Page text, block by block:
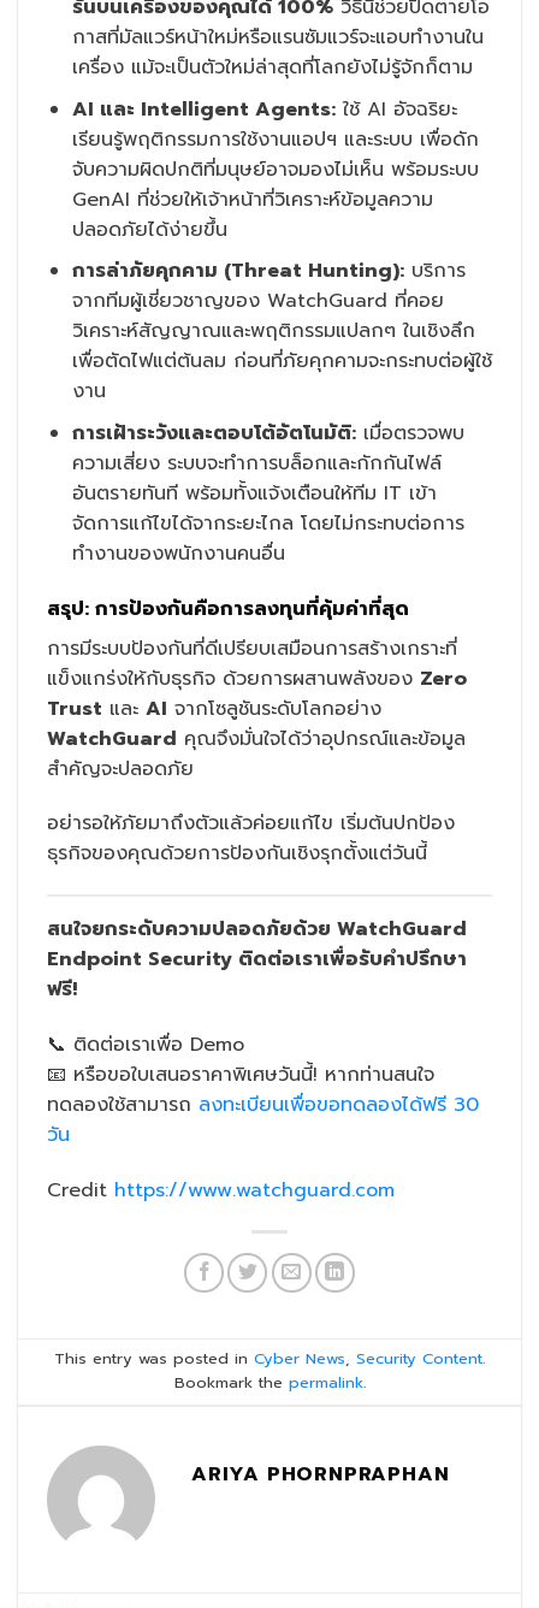
รันบนเครื่องของคุณได้ 100%วิธีนี้ช่วยปิดตายโอ
กาสที่มัลแวร์หน้าใหม่หรือแรนซัมแวร์จะแอบทำงานใน
เครื่อง แม้จะเป็นตัวใหม่ล่าสุดที่โลกยังไม่รู้จักก็ตาม
AI และ Intelligent Agents:ใช้ AI อัจฉริยะ
เรียนรู้พฤติกรรมการใช้งานแอปฯ และระบบ เพื่อดัก
จับความผิดปกติที่มนุษย์อาจมองไม่เห็น พร้อมระบบ
GenAI ที่ช่วยให้เจ้าหน้าที่วิเคราะห์ข้อมูลความ
ปลอดภัยได้ง่ายขึ้น
การล่าภัยคุกคาม (Threat Hunting):บริการ
จากทีมผู้เชี่ยวชาญของ WatchGuard ที่คอย
วิเคราะห์สัญญาณและพฤติกรรมแปลกๆ ในเชิงลึก
เพื่อตัดไฟแต่ต้นลม ก่อนที่ภัยคุกคามจะกระทบต่อผู้ใช้
งาน
การเฝ้าระวังและตอบโต้อัตโนมัติ:เมื่อตรวจพบ
ความเสี่ยง ระบบจะทำการบล็อกและกักกันไฟล์
อันตรายทันที พร้อมทั้งแจ้งเตือนให้ทีม IT เข้า
จัดการแก้ไขได้จากระยะไกล โดยไม่กระทบต่อการ
ทำงานของพนักงานคนอื่น
สรุป: การป้องกันคือการลงทุนที่คุ้มค่าที่สุด
การมีระบบป้องกันที่ดีเปรียบเสมือนการสร้างเกราะที่
แข็งแกร่งให้กับธุรกิจ ด้วยการผสานพลังของ Zero
Trust และ AI จากโซลูชันระดับโลกอย่าง
WatchGuard คุณจึงมั่นใจได้ว่าอุปกรณ์และข้อมูล
สำคัญจะปลอดภัย
อย่ารอให้ภัยมาถึงตัวแล้วค่อยแก้ไข เริ่มต้นปกป้อง
ธุรกิจของคุณด้วยการป้องกันเชิงรุกตั้งแต่วันนี้
สนใจยกระดับความปลอดภัยด้วย WatchGuard
Endpoint Security ติดต่อเราเพื่อรับคำปรึกษา
ฟรี!
📞 ติดต่อเราเพื่อ Demo
📧 หรือขอใบเสนอราคาพิเศษวันนี้! หากท่านสนใจ
ทดลองใช้สามารถ ลงทะเบียนเพื่อขอทดลองได้ฟรี 30
วัน
Credit https://www.watchguard.com
This entry was posted in Cyber News, Security Content.
Bookmark the permalink.
ARIYA PHORNPRAPHAN